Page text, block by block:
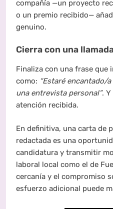
compañía —un proyecto
o un premio recibido—
genuino.
Cierra con una
Finaliza con una frase que
como: “Estaré encantado/
una entrevista personal”.
atención recibida.
En definitiva, una carta de
redactada es una
candidatura y transmitir
laboral local como el de
cercanía y el compromiso
esfuerzo adicional puede